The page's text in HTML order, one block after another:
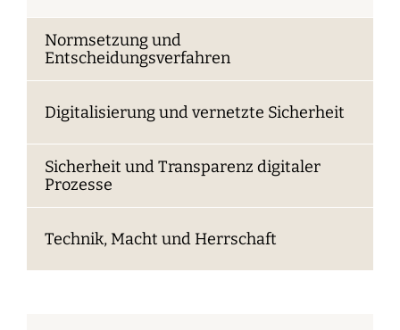
Normsetzung und
Entscheidungsverfahren
Digitalisierung und vernetzte Sicherheit
Sicherheit und Transparenz digitaler
Prozesse
Technik, Macht und Herrschaft